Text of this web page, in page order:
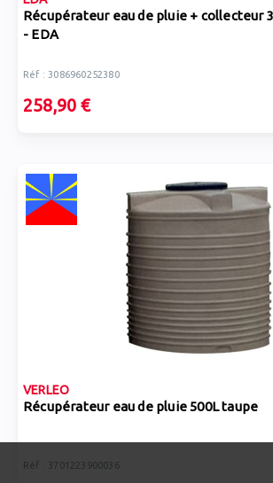
Récupérateur eau de pluie + collecteur
- EDA
Réf : 3086960252380
258,90 €
VERLEO
Récupérateur eau de pluie 500L taupe
Réf : 3701223900036